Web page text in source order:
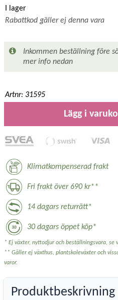
I lager
Rabattkod gäller ej denna vara
Inkommen beställning före
mer info nedan
Artnr: 31595
Lägg i
Klimatkompenserad frakt
Fri frakt över 690 kr**
14 dagars returrätt*
30 dagars öppet köp*
* Ej växter, nyttodjur och beställningsvara, se
** Gäller ej växthus, plantskoleväxter och
varor.
Produktbeskrivning